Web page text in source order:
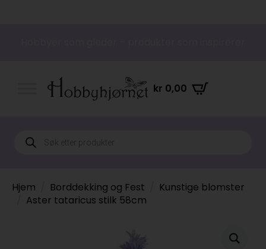
kr 0,00
Products
search
Hjem Borddekking og Fest
Kunstige blomster
Aster tataricus stilk 58cm